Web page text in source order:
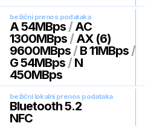
bežični prenos podataka
A 54MBps / AC
1300MBps / AX (6)
9600MBps / B 11MBps /
G 54MBps / N
450MBps
bežični lokalni prenos podataka
Bluetooth 5.2
NFC